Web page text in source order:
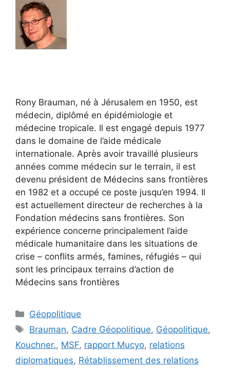
Rony Brauman, né à Jérusalem en 1950, est
médecin, diplômé en épidémiologie et
médecine tropicale. Il est engagé depuis 1977
dans le domaine de l’aide médicale
internationale. Après avoir travaillé plusieurs
années comme médecin sur le terrain, il est
devenu président de Médecins sans frontières
en 1982 et a occupé ce poste jusqu’en 1994. Il
est actuellement directeur de recherches à la
Fondation médecins sans frontières. Son
expérience concerne principalement l’aide
médicale humanitaire dans les situations de
crise – conflits armés, famines, réfugiés – qui
sont les principaux terrains d’action de
Médecins sans frontières
Catégories
Géopolitique
Étiquettes
Brauman, Cadre Géopolitique, Géopolitique,
Kouchner., MSF, rapport Mucyo, relations
diplomatiques, Rétablissement des relations